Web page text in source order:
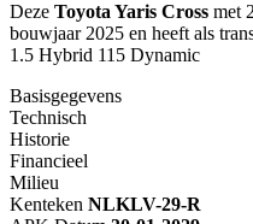
Deze Toyota Yaris Cross met
bouwjaar 2025 en heeft als
1.5 Hybrid 115 Dynamic
Basisgegevens
Technisch
Historie
Financieel
Milieu
Kenteken NLKLV-29-R